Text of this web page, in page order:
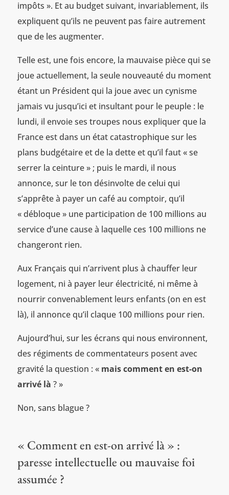
impôts ». Et au budget suivant, invariablement, ils
expliquent qu’ils ne peuvent pas faire autrement
que de les augmenter.
Telle est, une fois encore, la mauvaise pièce qui se
joue actuellement, la seule nouveauté du moment
étant un Président qui la joue avec un cynisme
jamais vu jusqu’ici et insultant pour le peuple : le
lundi, il envoie ses troupes nous expliquer que la
France est dans un état catastrophique sur les
plans budgétaire et de la dette et qu’il faut « se
serrer la ceinture » ; puis le mardi, il nous
annonce, sur le ton désinvolte de celui qui
s’apprête à payer un café au comptoir, qu’il
« débloque » une participation de 100 millions au
service d’une cause à laquelle ces 100 millions ne
changeront rien.
Aux Français qui n’arrivent plus à chauffer leur
logement, ni à payer leur électricité, ni même à
nourrir convenablement leurs enfants (on en est
là), il annonce qu’il claque 100 millions pour rien.
Aujourd’hui, sur les écrans qui nous environnent,
des régiments de commentateurs posent avec
gravité la question : « mais comment en est-on
arrivé là ? »
Non, sans blague ?
« Comment en est-on arrivé là » :
paresse intellectuelle ou mauvaise foi
assumée ?